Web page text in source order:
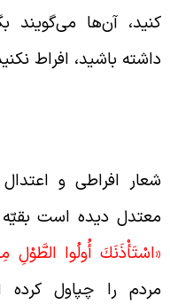
آن‌ها می‌گویند
باشید، افراط نکنید.
افراطی و اعتدال
دیده است بقیّه
أُولُوا الطَّوْلِ
را چپاول